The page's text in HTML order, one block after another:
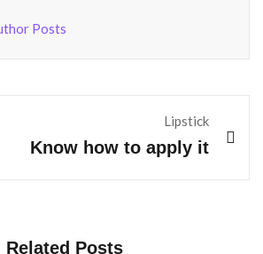
Posts
Lipstick
Know how to apply it
Related Posts